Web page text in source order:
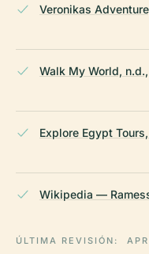
Veronikas
Walk My World, n.d.,
Explore Egypt
Wikipedia —
ÚLTIMA REVISIÓN: